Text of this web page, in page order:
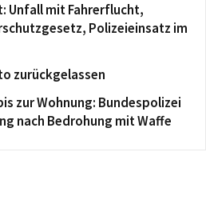
Unfall mit Fahrerflucht,
Polizeieinsatz im
zurückgelassen
zur Wohnung: Bundespolizei
nach Bedrohung mit Waffe